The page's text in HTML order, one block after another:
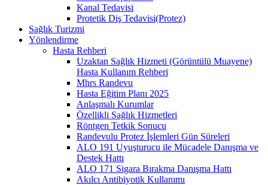
Kanal Tedavisi
Protetik Diş Tedavisi(Protez)
Sağlık Turizmi
Yönlendirme
Hasta Rehberi
Uzaktan Sağlık Hizmeti (Görüntülü Muayene)
Hasta Kullanım Rehberi
Mhrs Randevu
Hasta Eğitim Planı 2025
Anlaşmalı Kurumlar
Özellikli Sağlık Hizmetleri
Röntgen Tetkik Sonucu
Randevulu Protez İşlemleri Gün Süreleri
ALO 191 Uyuşturucu ile Mücadele Danışma ve
Destek Hattı
ALO 171 Sigara Bırakma Danışma Hattı
Akılcı Antibiyotik Kullanımı